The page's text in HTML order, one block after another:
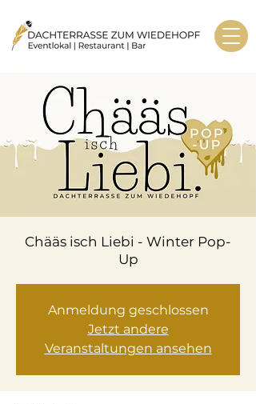
Chääs isch Liebi - Winter Pop-
Up
Anmeldung geschlossen
Jetzt andere
Veranstaltungen ansehen